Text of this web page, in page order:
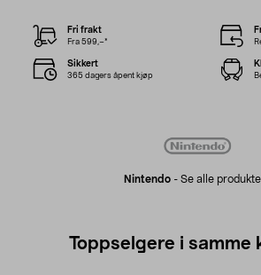
Nintendo- Se alle
Fri frakt
Fra 599,–*
Sikkert
365 dagers åpent kjøp
Toppselgere i samme